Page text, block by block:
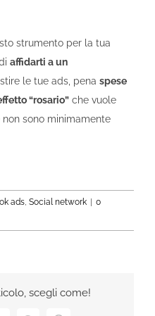
strumento per la tua
affidarti a un
le tue ads, pena spese
“rosario” che vuole
sono minimamente
ads, Social network
0
scegli come!